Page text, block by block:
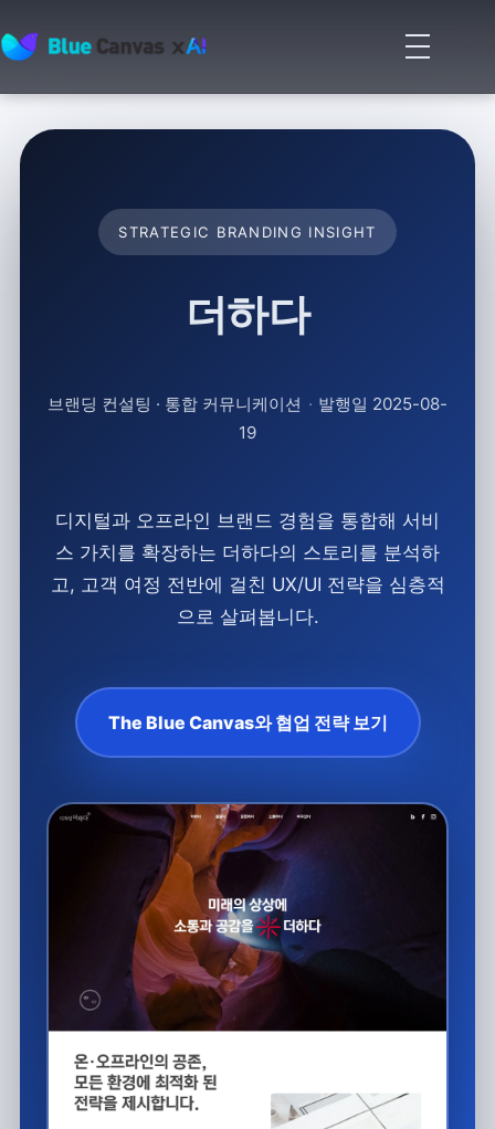
BLUECANVAS
메
뉴
기
STRATEGIC BRANDING INSIGHT
더하다
브랜딩 컨설팅 · 통합 커뮤니케이션 · 발행일 2025-08-
19
디지털과 오프라인 브랜드 경험을 통합해 서비
스 가치를 확장하는 더하다의 스토리를 분석하
고, 고객 여정 전반에 걸친 UX/UI 전략을 심층적
으로 살펴봅니다.
The Blue Canvas와 협업 전략 보기